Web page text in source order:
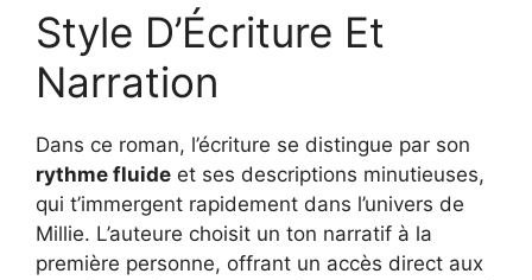
Style D’Écriture Et
Narration
Dans ce roman, l’écriture se distingue par son
rythme fluide et ses descriptions minutieuses,
qui t’immergent rapidement dans l’univers de
Millie. L’auteure choisit un ton narratif à la
première personne, offrant un accès direct aux